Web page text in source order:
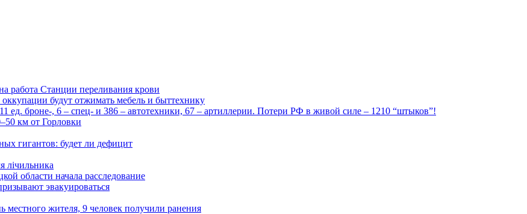
работа Станции переливания крови
будут отжимать мебель и быттехнику
броне-, 6 – спец- и 386 – автотехники, 67 – артиллерии. Потери РФ в живой силе – 1210 “штыков”!
км от Горловки
гигантов: будет ли дефицит
лічильника
области начала расследование
эвакуироваться
жителя, 9 человек получили ранения